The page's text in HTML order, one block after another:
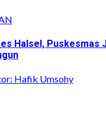
Halsel, Puskesmas
Hafik Umsohy